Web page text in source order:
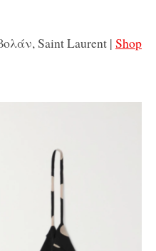
Saint Laurent | Shop